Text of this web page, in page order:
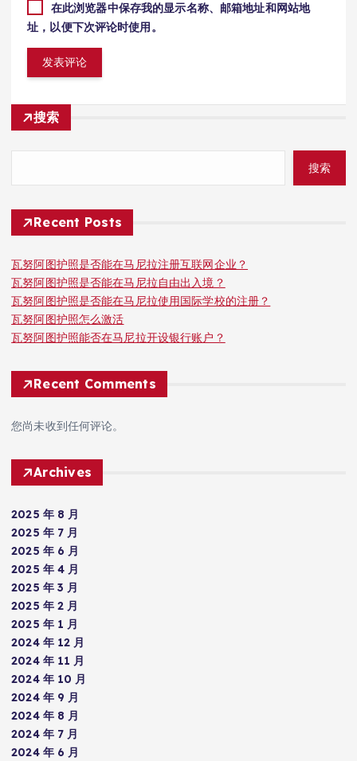
在此浏览器中保存我的显示名称、邮箱地址和网站地
址，以便下次评论时使用。
搜索
搜索
Recent Posts
瓦努阿图护照是否能在马尼拉注册互联网企业？
瓦努阿图护照是否能在马尼拉自由出入境？
瓦努阿图护照是否能在马尼拉使用国际学校的注册？
瓦努阿图护照怎么激活
瓦努阿图护照能否在马尼拉开设银行账户？
Recent Comments
您尚未收到任何评论。
Archives
2025 年 8 月
2025 年 7 月
2025 年 6 月
2025 年 4 月
2025 年 3 月
2025 年 2 月
2025 年 1 月
2024 年 12 月
2024 年 11 月
2024 年 10 月
2024 年 9 月
2024 年 8 月
2024 年 7 月
2024 年 6 月